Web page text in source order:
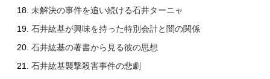
未解決の事件を追い続ける石井ターニャ
石井紘基が興味を持った特別会計と闇の関係
石井紘基の著書から見る彼の思想
石井紘基襲撃殺害事件の悲劇